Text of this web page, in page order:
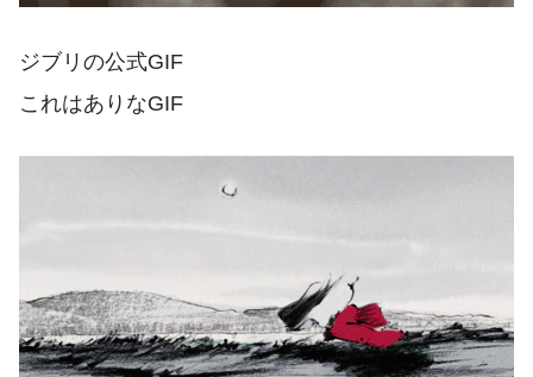
ジブリの公式GIF
これはありなGIF